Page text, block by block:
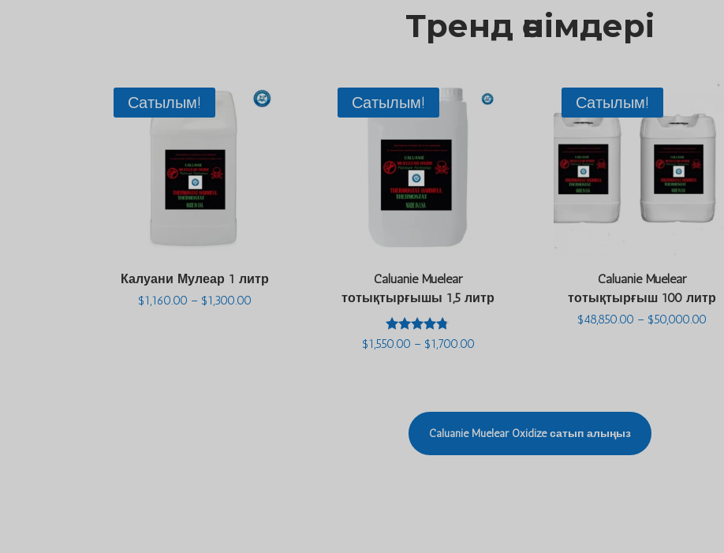
Тренд өнімдері
Сатылым!
Калуани Мулеар 1 литр
$1,160.00 – $1,300.00Баға
Сатылым!
Caluanie Muelear
тотықтырғышы 1,5 литр
5-тен
$1,550.00 – $1,700.00Баға
Сатылым!
Caluanie Muelear
тотықтырғыш 100 литр
$48,850.00 – $50,000.00Баға
Caluanie Muelear Oxidize сатып алыңыз